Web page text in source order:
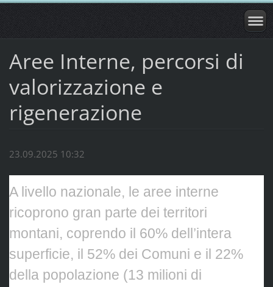
Aree Interne, percorsi di
valorizzazione e
rigenerazione
23.09.2025 10:32
A livello nazionale, le aree interne
ricoprono gran parte dei territori
montani, coprendo il 60% dell’intera
superficie, il 52% dei Comuni e il 22%
della popolazione (13 milioni di